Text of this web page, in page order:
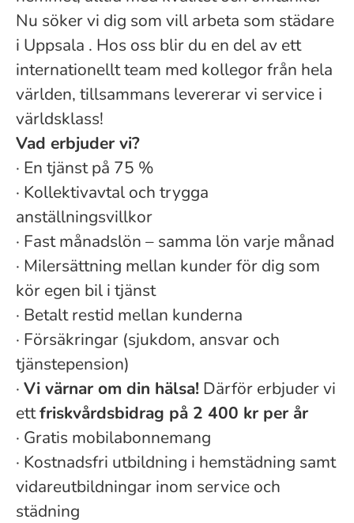
Nu söker vi dig som vill arbeta som städare
i Uppsala . Hos oss blir du en del av ett
internationellt team med kollegor från hela
världen, tillsammans levererar vi service i
världsklass!
Vad erbjuder vi?
· En tjänst på 75 %
· Kollektivavtal och trygga
anställningsvillkor
· Fast månadslön – samma lön varje månad
· Milersättning mellan kunder för dig som
kör egen bil i tjänst
· Betalt restid mellan kunderna
· Försäkringar (sjukdom, ansvar och
tjänstepension)
· Vi värnar om din hälsa! Därför erbjuder vi
ettfriskvårdsbidrag på 2 400 kr per år
· Gratis mobilabonnemang
· Kostnadsfri utbildning i hemstädning samt
vidareutbildningar inom service och
städning